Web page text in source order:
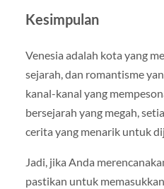
Kesimpulan
Venesia adalah kota yang
sejarah, dan romantisme
kanal-kanal yang
bersejarah yang megah,
cerita yang menarik untuk
Jadi, jika Anda
pastikan untuk